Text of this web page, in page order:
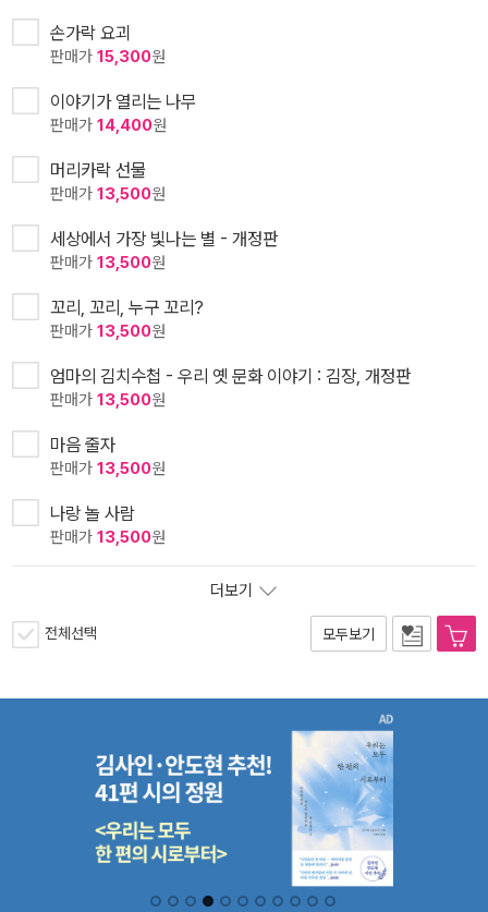
손가락 요괴
판매가 15,300원
이야기가 열리는 나무
판매가 14,400원
머리카락 선물
판매가 13,500원
세상에서 가장 빛나는 별 - 개정판
판매가 13,500원
꼬리, 꼬리, 누구 꼬리?
판매가 13,500원
엄마의 김치수첩 - 우리 옛 문화 이야기 : 김장, 개정판
판매가 13,500원
마음 줄자
판매가 13,500원
나랑 놀 사람
판매가 13,500원
더보기
전체선택 모두보기